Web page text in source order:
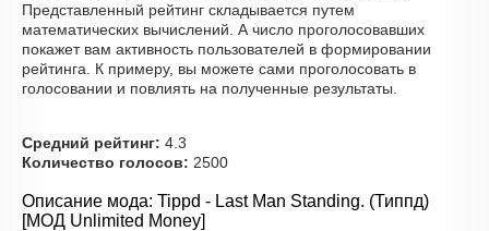
Представленный рейтинг складывается путем
математических вычислений. А число проголосовавших
покажет вам активность пользователей в формировании
рейтинга. К примеру, вы можете сами проголосовать в
голосовании и повлиять на полученные результаты.
Средний рейтинг: 4.3
Количество голосов: 2500
Описание мода: Tippd - Last Man Standing. (Типпд)
[МОД Unlimited Money]